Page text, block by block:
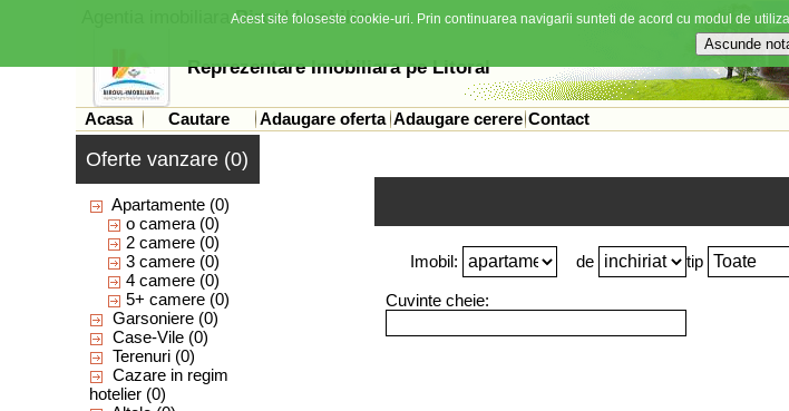
Agentia imobiliaraBiroul Imobiliar
Reprezentare Imobiliara pe Litoral
Acasa Cautare Adaugare oferta Adaugare cerere Contact
Oferte vanzare (0)
Apartamente(0)
o camera(0)
2 camere(0)
3 camere(0)
4 camere(0)
5+ camere(0)
Garsoniere(0)
Case-Vile(0)
Terenuri(0)
Cazare in regim
hotelier(0)
Imobil: de tip
Cuvinte cheie:
Acest site foloseste cookie-uri. Prin continuarea navigarii sunteti de acord cu modul de